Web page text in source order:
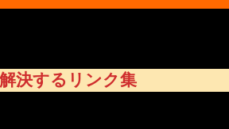
決するリンク集